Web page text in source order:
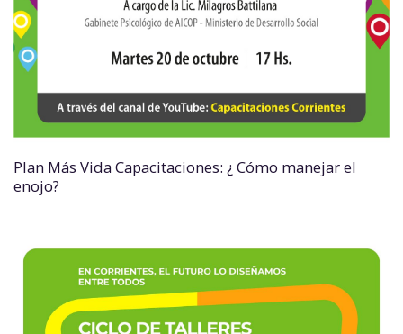
Plan Más Vida Capacitaciones: ¿ Cómo manejar el
enojo?